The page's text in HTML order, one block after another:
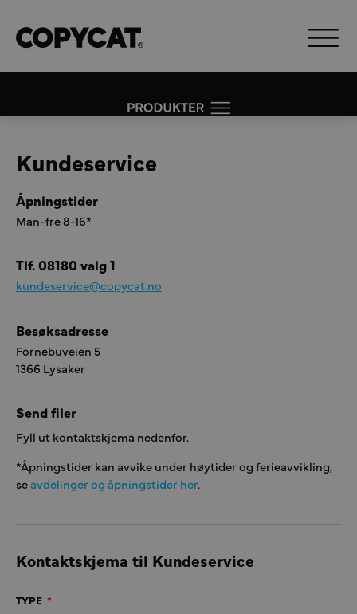
Kundeservice
Åpningstider
Man-fre 8-16*
Tlf. 08180 valg 1
kundeservice@copycat.no
Besøksadresse
Fornebuveien 5
1366 Lysaker
Send filer
Fyll ut kontaktskjema nedenfor.
*Åpningstider kan avvike under høytider og ferieavvikling,
seavdelinger og åpningstider her.
Kontaktskjema til Kundeservice
TYPE